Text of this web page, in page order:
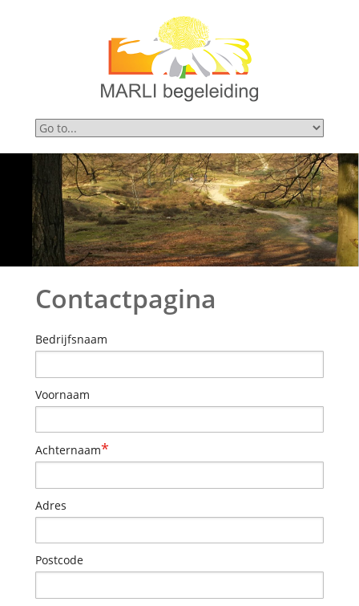
Contactpagina
Bedrijfsnaam
Voornaam
Achternaam*
Adres
Postcode